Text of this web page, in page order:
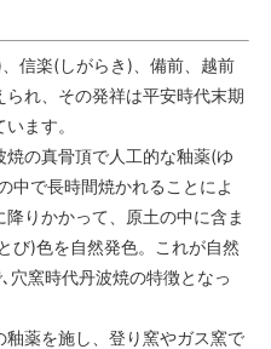
信楽(しがらき)、備前、越前
れ、その発祥は平安時代末期
ます。
の真骨頂で人工的な釉薬(ゆ
中で長時間焼かれることによ
りかかって、原土の中に含ま
び)色を自然発色。これが自然
穴窯時代丹波焼の特徴となっ
薬を施し、登り窯やガス窯で